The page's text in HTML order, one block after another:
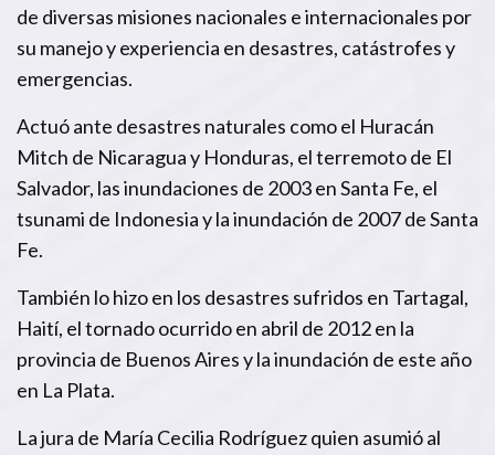
de diversas misiones nacionales e internacionales por
su manejo y experiencia en desastres, catástrofes y
emergencias.
Actuó ante desastres naturales como el Huracán
Mitch de Nicaragua y Honduras, el terremoto de El
Salvador, las inundaciones de 2003 en Santa Fe, el
tsunami de Indonesia y la inundación de 2007 de Santa
Fe.
También lo hizo en los desastres sufridos en Tartagal,
Haití, el tornado ocurrido en abril de 2012 en la
provincia de Buenos Aires y la inundación de este año
en La Plata.
La jura de María Cecilia Rodríguez quien asumió al